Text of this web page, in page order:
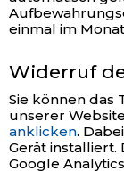
einmal im
Widerruf
Sie können das
unserer
anklicken.
Gerät
Google